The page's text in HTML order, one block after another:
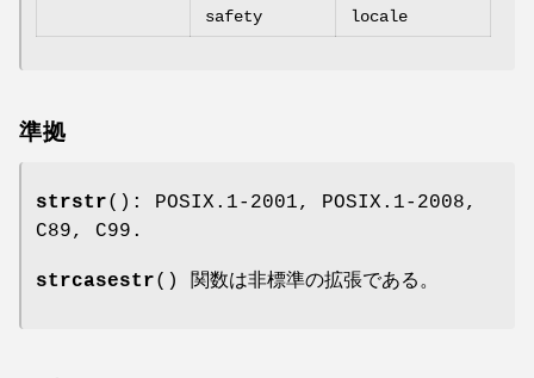
safety
locale
準拠
strstr(): POSIX.1-2001, POSIX.1-2008,
C89, C99.
strcasestr() 関数は非標準の拡張である。